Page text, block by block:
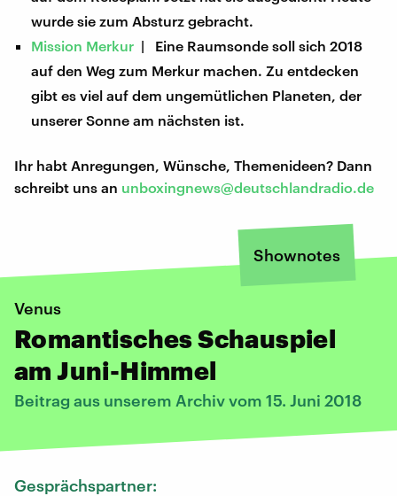
wurde sie zum Absturz gebracht.
Mission Merkur | Eine Raumsonde soll sich 2018
auf den Weg zum Merkur machen. Zu entdecken
gibt es viel auf dem ungemütlichen Planeten, der
unserer Sonne am nächsten ist.
Ihr habt Anregungen, Wünsche, Themenideen? Dann
schreibt uns an unboxingnews@deutschlandradio.de
Shownotes
Venus
Romantisches Schauspiel
am Juni-Himmel
Beitrag aus unserem Archiv vom 15. Juni 2018
Gesprächspartner: